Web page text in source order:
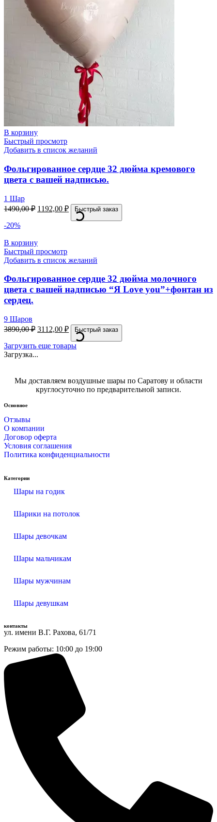
В корзину
Быстрый просмотр
Добавить в список желаний
Фольгированное сердце 32 дюйма кремового
цвета с вашей надписью.
1 Шар
1490,00₽ 1192,00 ₽ Быстрый заказ
-20%
В корзину
Быстрый просмотр
Добавить в список желаний
Фольгированное сердце 32 дюйма молочного
цвета с вашей надписью “Я Love you”+фонтан из
сердец.
9 Шаров
3890,00₽ 3112,00 ₽ Быстрый заказ
Загрузить еще товары
Загрузка...
Мы доставляем воздушные шары по Саратову и области
круглосуточно по предварительной записи.
Основное
Отзывы
О компании
Договор оферта
Условия соглашения
Политика конфиденциальности
Категории
Шары на годик
Шарики на потолок
Шары девочкам
Шары мальчикам
Шары мужчинам
Шары девушкам
контакты
ул. имени В.Г. Рахова, 61/71
Режим работы: 10:00 до 19:00